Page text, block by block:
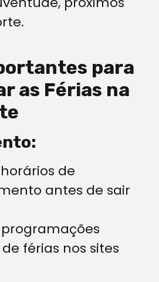
para
as Férias na
de
antes de sair
férias nos sites